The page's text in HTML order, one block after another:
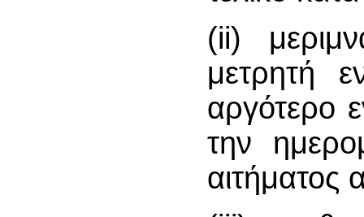
(ii)
μετρητή
αργότερο
την
αιτήματος